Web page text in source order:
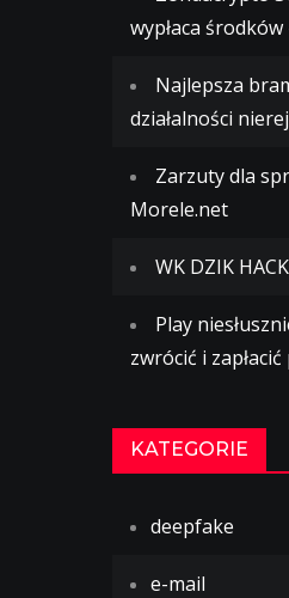
wypłaca
Najlepsza
działalności
Zarzuty dla
Morele.net
WK DZIK
Play
zwrócić i
KATEGORIE
deepfake
e-mail